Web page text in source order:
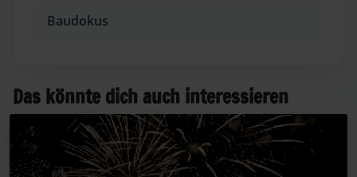
Baudokus
Das könnte dich auch interessieren